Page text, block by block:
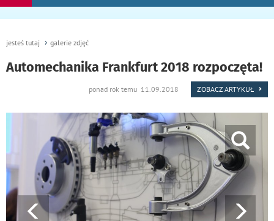
jesteś tutaj galerie zdjęć
Automechanika Frankfurt 2018 rozpoczęta!
ponad rok temu 11.09.2018 ZOBACZ ARTYKUŁ